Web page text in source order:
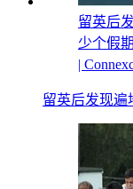
留英后
少个假
|
留英后发现遍